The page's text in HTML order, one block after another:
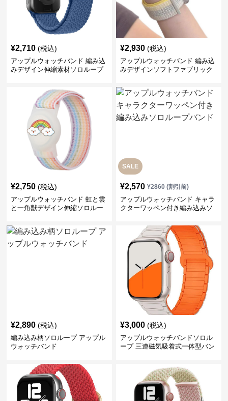
¥2,710 (税込)
アップルウォッチバンド 編み込
みデザイン伸縮素材ソロループ
¥2,930 (税込)
アップルウォッチバンド 編み込
みデザインソフトファブリック
¥2,750 (税込)
アップルウォッチバンド 虹と雲
と一角獣デザイン伸縮ソロルー
SALE
¥2,570 ¥2860(割引前)
アップルウォッチバンド キャラ
クターワッペン付き編み込みソ
¥2,890 (税込)
編み込み柄ソロループ アップル
ウォッチバンド
¥3,000 (税込)
アップルウォッチバンドソロル
ープ 三連磁気吸着式一体型バン